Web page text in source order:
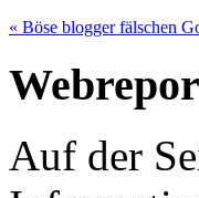
« Böse blogger fälschen
Auf der